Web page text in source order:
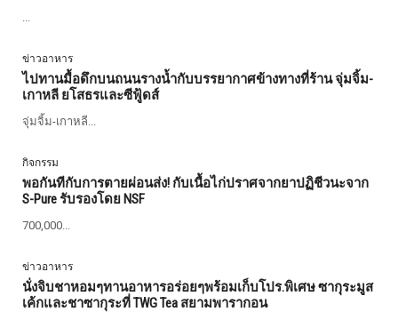
...
ข่าวอาหาร
ไปทานมื้อดึกบนถนนรางน้ำกับบรรยากาศข้างทางที่ร้าน จุ่มจิ้ม-
เกาหลี ยโสธรและซีฟู้ดส์
จุ่มจิ้ม-เกาหลี...
กิจกรรม
พอกันทีกับการตายผ่อนส่ง! กับเนื้อไก่ปราศจากยาปฏิชีวนะจาก
S-Pure รับรองโดย NSF
700,000...
ข่าวอาหาร
นั่งจิบชาหอมๆทานอาหารอร่อยๆพร้อมเก็บโปร.พิเศษ ซากุระมูส
เค้กและชาซากุระที่ TWG Tea สยามพารากอน